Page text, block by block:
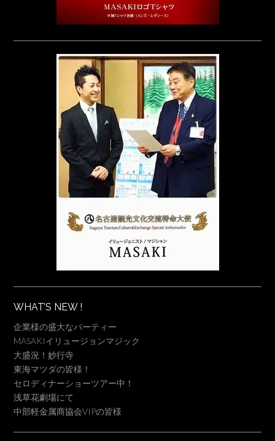
WHAT’S NEW !
企業様の盛大なパーティー
MASAKIイリュージョンマジック
大盛況！妙行寺
東海マツダの皆様！
セロディナーショーツアー中！
浅草花劇場にて
中部軽金属商協会VIPの皆様